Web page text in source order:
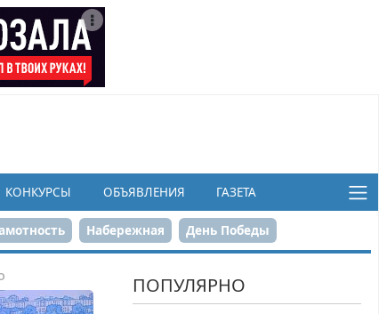
КОНКУРСЫ ОБЪЯВЛЕНИЯ ГАЗЕТА
Набережная День Победы
ПОПУЛЯРНО